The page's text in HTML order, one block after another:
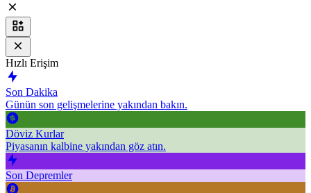
Hızlı Erişim
Son Dakika
Günün son gelişmelerine yakından bakın.
Döviz Kurlar
Piyasanın kalbine yakından göz atın.
Son Depremler